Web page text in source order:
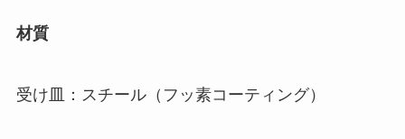
材質
受け皿：スチール（フッ素コーティング）